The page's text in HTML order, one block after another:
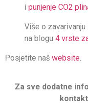
i punjenje CO2
Više o
na blogu 4 vrste
Posjetite naš website.
Za sve dodatne